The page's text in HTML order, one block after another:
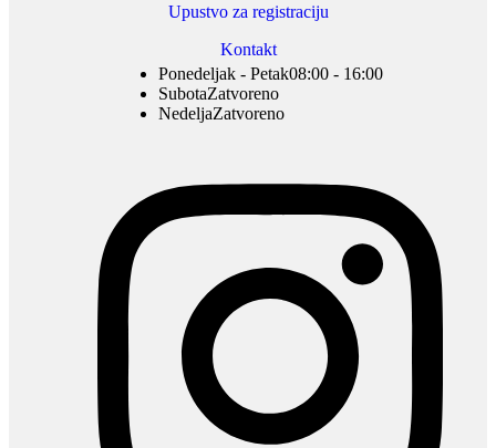
Upustvo za registraciju
Kontakt
Ponedeljak - Petak08:00 - 16:00
SubotaZatvoreno
NedeljaZatvoreno